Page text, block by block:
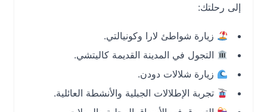
إلى رحلتك:
زيارة شواطئ لارا وكونيالتي.
التجول في المدينة القديمة كاليتشي.
زيارة شلالات دودن.
تجربة الإطلالات الجبلية والأنشطة العائلية.